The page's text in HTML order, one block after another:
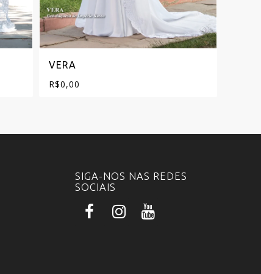
VERA
R$0,00
SIGA-NOS NAS REDES
SOCIAIS